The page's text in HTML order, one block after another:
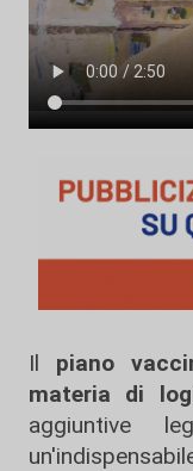
Il piano
materia di
aggiuntive